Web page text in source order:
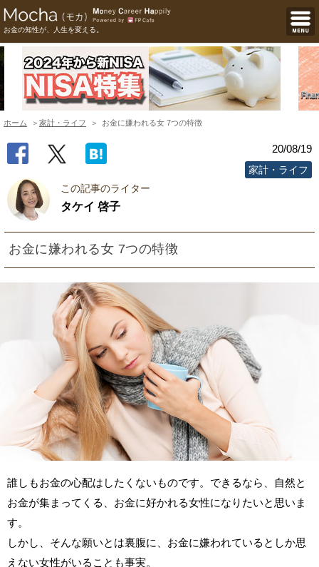
お金の知性が、人生を変える。
ホーム 家計・ライフ お金に嫌われる女 7つの特徴
20/08/19
家計・ライフ
この記事のライター
タケイ 啓子
お金に嫌われる女 7つの特徴
誰しもお金の心配はしたくないものです。できるなら、自然と
お金が集まってくる、お金に好かれる女性になりたいと思いま
す。
しかし、そんな願いとは裏腹に、お金に嫌われているとしか思
えない女性がいることも事実。